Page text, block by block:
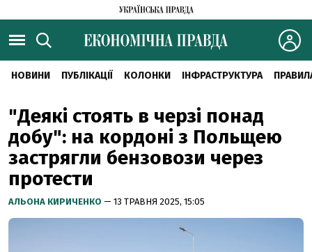
НОВИНИ ПУБЛІКАЦІЇ КОЛОНКИ ІНФРАСТРУКТУРА
"Деякі стоять в черзі понад
добу": на кордоні з Польщею
застрягли бензовози через
протести
АЛЬОНА КИРИЧЕНКО — 13 ТРАВНЯ 2025, 15:05